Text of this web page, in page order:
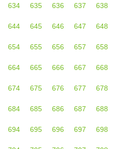
634 635 636 637 638
644 645 646 647 648
654 655 656 657 658
664 665 666 667 668
674 675 676 677 678
684 685 686 687 688
694 695 696 697 698